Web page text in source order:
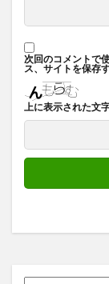
次回のコメントで
ス、サイトを保存す
上に表示された文